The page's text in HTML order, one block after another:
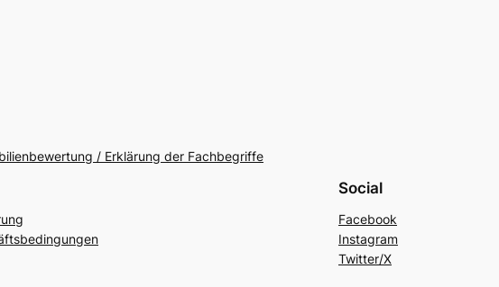
/ Erklärung der Fachbegriffe
Social
Facebook
Instagram
Twitter/X